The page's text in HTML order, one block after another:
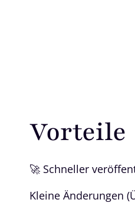
Vorteile
🚀 Schneller
Kleine Änderungen